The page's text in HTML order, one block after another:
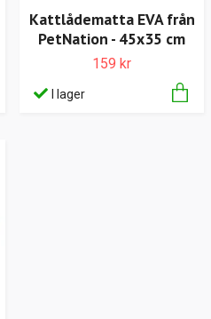
Kattlådematta EVA från
PetNation - 45x35 cm
159 kr
I lager